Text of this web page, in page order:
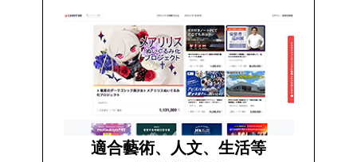
適合藝術、人文、生活等